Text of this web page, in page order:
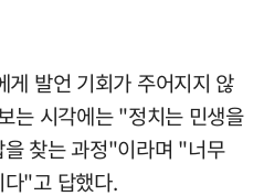
게 발언 기회가 주어지지 않
는 시각에는 "정치는 민생을
찾는 과정"이라며 "너무
"고 답했다.